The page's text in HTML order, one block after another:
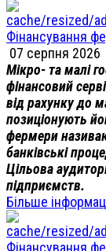
Фінансування
07 серпня 2026
Мікро- та малі
фінансовий
від рахунку до
позиціонують
фермери
банківські
Цільова
підприємств.
Більше
Фінансування